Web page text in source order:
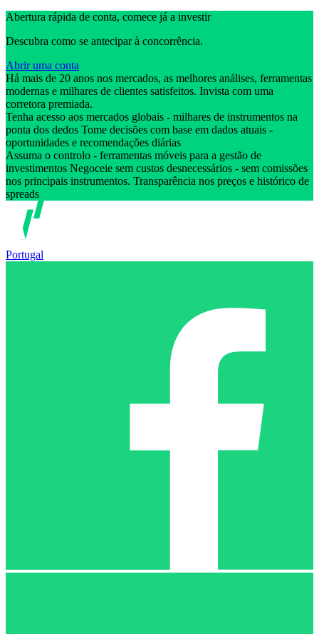
Abertura rápida de conta, comece já a investir
Descubra como se antecipar à concorrência.
Abrir uma conta
Há mais de 20 anos nos mercados, as melhores análises, ferramentas
modernas e milhares de clientes satisfeitos. Invista com uma
corretora premiada.
Tenha acesso aos mercados globais - milhares de instrumentos na
ponta dos dedos Tome decisões com base em dados atuais -
oportunidades e recomendações diárias
Assuma o controlo - ferramentas móveis para a gestão de
investimentos Negoceie sem custos desnecessários - sem comissões
nos principais instrumentos. Transparência nos preços e histórico de
spreads
Portugal